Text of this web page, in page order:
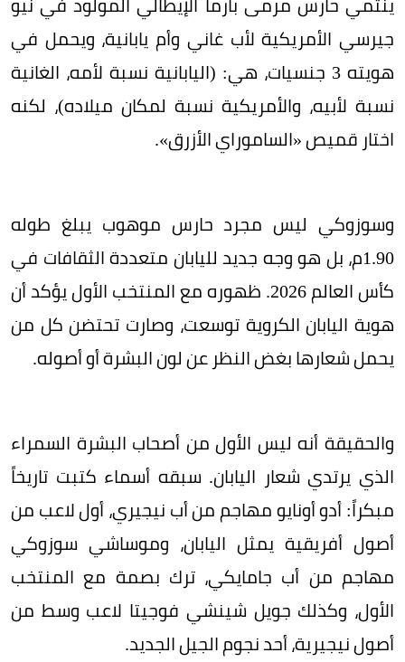
جيرسي الأمريكية لأب غاني وأم يابانية، ويحمل في
هويته 3 جنسيات، هي: (اليابانية نسبة لأمه، الغانية
نسبة لأبيه، والأمريكية نسبة لمكان ميلاده)، لكنه
اختار قميص «الساموراي الأزرق».
وسوزوكي ليس مجرد حارس موهوب يبلغ طوله
1.90م، بل هو وجه جديد لليابان متعددة الثقافات في
كأس العالم 2026. ظهوره مع المنتخب الأول يؤكد أن
هوية اليابان الكروية توسعت، وصارت تحتضن كل من
يحمل شعارها بغض النظر عن لون البشرة أو أصوله.
والحقيقة أنه ليس الأول من أصحاب البشرة السمراء
الذي يرتدي شعار اليابان. سبقه أسماء كتبت تاريخاً
مبكراً: أدو أونايو مهاجم من أب نيجيري، أول لاعب من
أصول أفريقية يمثل اليابان، وموساشي سوزوكي
مهاجم من أب جامايكي، ترك بصمة مع المنتخب
الأول، وكذلك جويل شينشي فوجيتا لاعب وسط من
أصول نيجيرية، أحد نجوم الجيل الجديد.